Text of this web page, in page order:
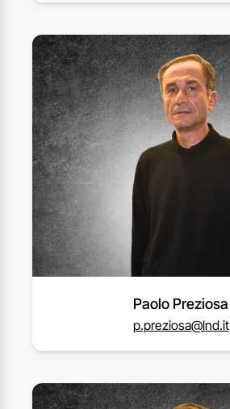
Paolo Preziosa
p.preziosa@lnd.it